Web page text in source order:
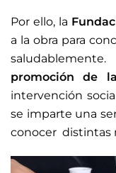
Por ello, la
a la obra para
promoción de
intervención
se imparte una
conocer distintas